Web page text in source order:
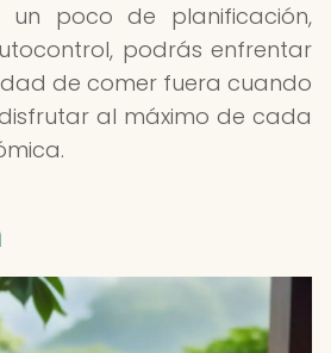
un poco de planificación,
podrás enfrentar
de comer fuera cuando
al máximo de cada